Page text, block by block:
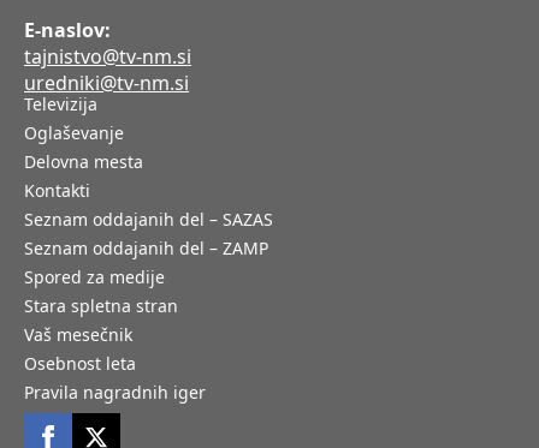
E-naslov:
tajnistvo@tv-nm.si
uredniki@tv-nm.si
Televizija
Oglaševanje
Delovna mesta
Kontakti
Seznam oddajanih del – SAZAS
Seznam oddajanih del – ZAMP
Spored za medije
Stara spletna stran
Vaš mesečnik
Osebnost leta
Pravila nagradnih iger